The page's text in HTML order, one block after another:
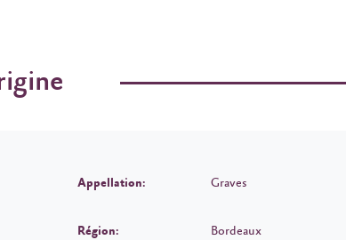
Appellation: Graves
Région: Bordeaux